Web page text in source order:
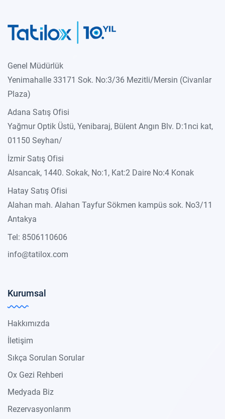
Genel Müdürlük
Yenimahalle 33171 Sok. No:3/36 Mezitli/Mersin (Civanlar
Plaza)
Adana Satış Ofisi
Yağmur Optik Üstü, Yenibaraj, Bülent Angın Blv. D:1nci kat,
01150 Seyhan/
İzmir Satış Ofisi
Alsancak, 1440. Sokak, No:1, Kat:2 Daire No:4 Konak
Hatay Satış Ofisi
Alahan mah. Alahan Tayfur Sökmen kampüs sok. No3/11
Antakya
Tel: 8506110606
info@tatilox.com
Kurumsal
Hakkımızda
İletişim
Sıkça Sorulan Sorular
Ox Gezi Rehberi
Medyada Biz
Rezervasyonlarım